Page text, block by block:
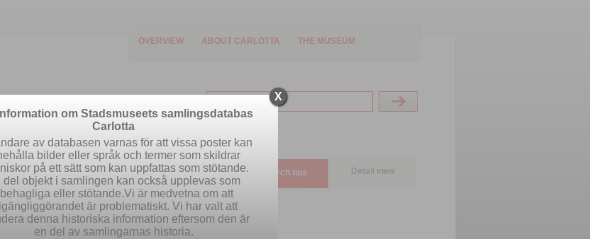
OVERVIEW ABOUT CARLOTTA THE MUSEUM
Easy search Advanced search Search tips Detail view
X
Information om Stadsmuseets samlingsdatabas
Carlotta
av databasen varnas för att vissa poster kan
bilder eller språk och termer som skildrar
på ett sätt som kan uppfattas som stötande.
del objekt i samlingen kan också upplevas som
eller stötande.Vi är medvetna om att
är problematiskt. Vi har valt att
denna historiska information eftersom den är
en del av samlingarnas historia.